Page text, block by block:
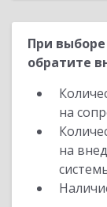
При
обратите
на
на